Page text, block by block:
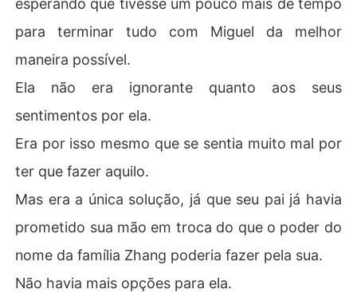
esperando que tivesse um pouco mais de tempo
para terminar tudo com Miguel da melhor
maneira possível.
Ela não era ignorante quanto aos seus
sentimentos por ela.
Era por isso mesmo que se sentia muito mal por
ter que fazer aquilo.
Mas era a única solução, já que seu pai já havia
prometido sua mão em troca do que o poder do
nome da família Zhang poderia fazer pela sua.
Não havia mais opções para ela.